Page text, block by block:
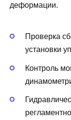
деформации.
Проверка
установки
Контроль